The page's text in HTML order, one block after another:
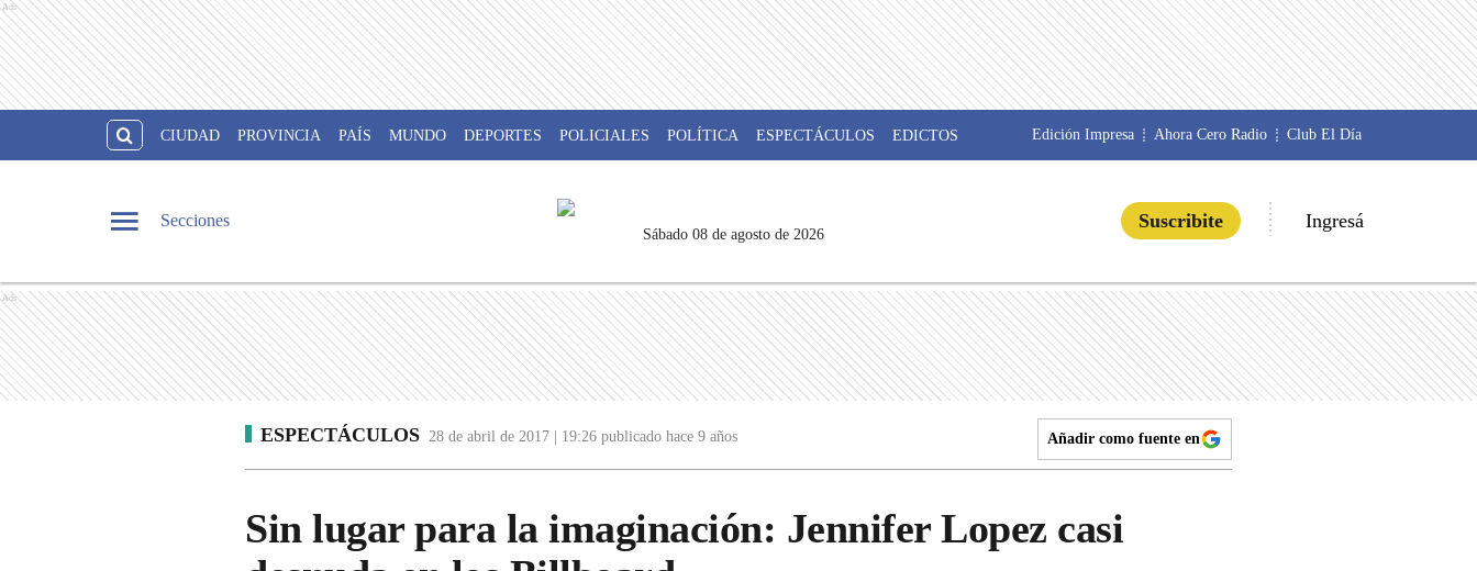
Ads
CIUDAD PROVINCIA PAÍS MUNDO DEPORTES POLICIALES POLÍTICA ESPECTÁCULOS EDICTOS Edición Impresa Ahora Cero Radio Club El Día
Secciones
sábado 08 de agosto de 2026
Suscribite Ingresá
Ads
ESPECTÁCULOS 28 de abril de 2017 | 19:26 publicado hace 9 años Añadir como fuente en
Sin lugar para la imaginación: Jennifer Lopez casi